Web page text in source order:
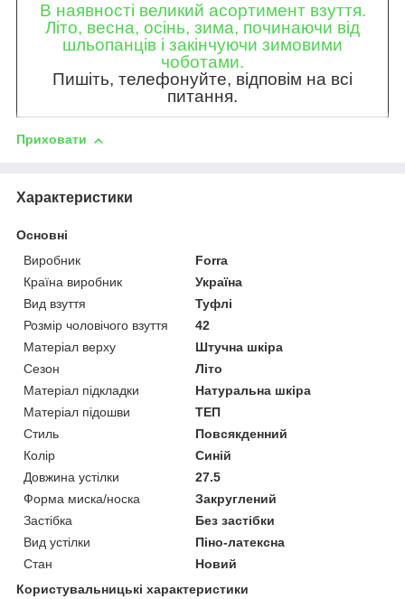
В наявності великий асортимент взуття.
Літо, весна, осінь, зима, починаючи від
шльопанців і закінчуючи зимовими
чоботами.
Пишіть, телефонуйте, відповім на всі
питання.
Приховати
Характеристики
Основні
Виробник
Forra
Країна виробник
Україна
Вид взуття
Туфлі
Розмір чоловічого взуття
42
Матеріал верху
Штучна шкіра
Сезон
Літо
Матеріал підкладки
Натуральна шкіра
Матеріал підошви
ТЕП
Стиль
Повсякденний
Колір
Синій
Довжина устілки
27.5
Форма миска/носка
Закруглений
Застібка
Без застібки
Вид устілки
Піно-латексна
Стан
Новий
Користувальницькі характеристики